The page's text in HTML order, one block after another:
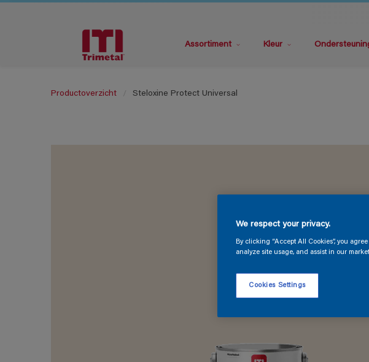
Assortiment Kleur
Productoverzicht Steloxine Protect Universal
We respect your privacy.
By clicking “Accept All Cookies”, you
analyze site usage, and assist in our
Cookies Settings